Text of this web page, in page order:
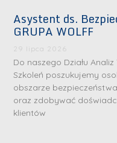
Asystent ds.
GRUPA WOLFF
29 lipca 2026
Do naszego Działu
Szkoleń poszukujemy
obszarze
oraz zdobywać
klientów